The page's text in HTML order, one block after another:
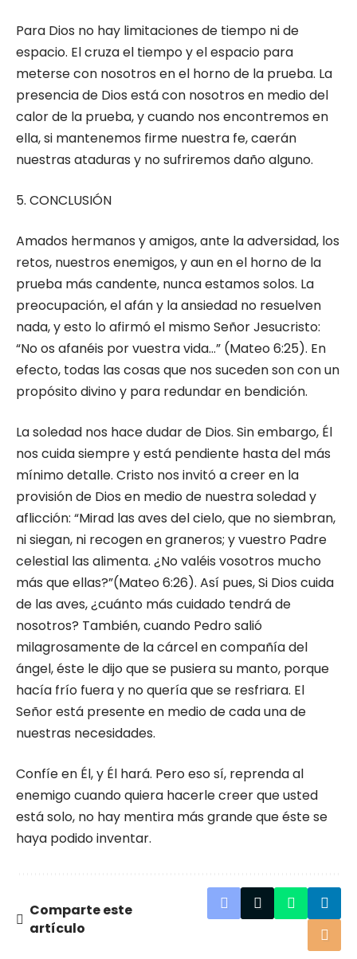
Para Dios no hay limitaciones de tiempo ni de
espacio. El cruza el tiempo y el espacio para
meterse con nosotros en el horno de la prueba. La
presencia de Dios está con nosotros en medio del
calor de la prueba, y cuando nos encontremos en
ella, si mantenemos firme nuestra fe, caerán
nuestras ataduras y no sufriremos daño alguno.
5. CONCLUSIÓN
Amados hermanos y amigos, ante la adversidad, los
retos, nuestros enemigos, y aun en el horno de la
prueba más candente, nunca estamos solos. La
preocupación, el afán y la ansiedad no resuelven
nada, y esto lo afirmó el mismo Señor Jesucristo:
“No os afanéis por vuestra vida…” (Mateo 6:25). En
efecto, todas las cosas que nos suceden son con un
propósito divino y para redundar en bendición.
La soledad nos hace dudar de Dios. Sin embargo, Él
nos cuida siempre y está pendiente hasta del más
mínimo detalle. Cristo nos invitó a creer en la
provisión de Dios en medio de nuestra soledad y
aflicción: “Mirad las aves del cielo, que no siembran,
ni siegan, ni recogen en graneros; y vuestro Padre
celestial las alimenta. ¿No valéis vosotros mucho
más que ellas?”(Mateo 6:26). Así pues, Si Dios cuida
de las aves, ¿cuánto más cuidado tendrá de
nosotros? También, cuando Pedro salió
milagrosamente de la cárcel en compañía del
ángel, éste le dijo que se pusiera su manto, porque
hacía frío fuera y no quería que se resfriara. El
Señor está presente en medio de cada una de
nuestras necesidades.
Confíe en Él, y Él hará. Pero eso sí, reprenda al
enemigo cuando quiera hacerle creer que usted
está solo, no hay mentira más grande que éste se
haya podido inventar.
Comparte este
artículo